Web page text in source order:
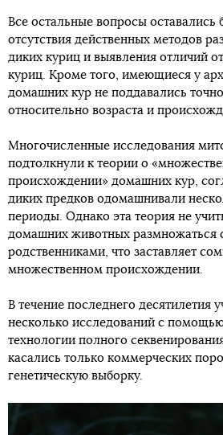
Все остальные вопросы оставались
отсутствия действенных методов
диких куриц и выявления отличий
куриц. Кроме того, имеющиеся у
домашних кур не поддавались
относительно возраста и
Многочисленные исследования
подтолкнули к теории о
происхождении» домашних кур,
диких предков одомашнивали
периоды. Однако эта теория не
домашних животных размножаться
родственниками, что заставляет
множественном происхождении.
В течение последнего десятилетия
несколько исследований с
технологии полного
касались только коммерческих
генетическую выборку.